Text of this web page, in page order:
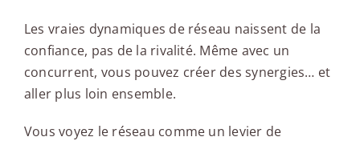
Les vraies dynamiques de réseau naissent de la
confiance, pas de la rivalité. Même avec un
concurrent, vous pouvez créer des synergies… et
aller plus loin ensemble.
Vous voyez le réseau comme un levier de